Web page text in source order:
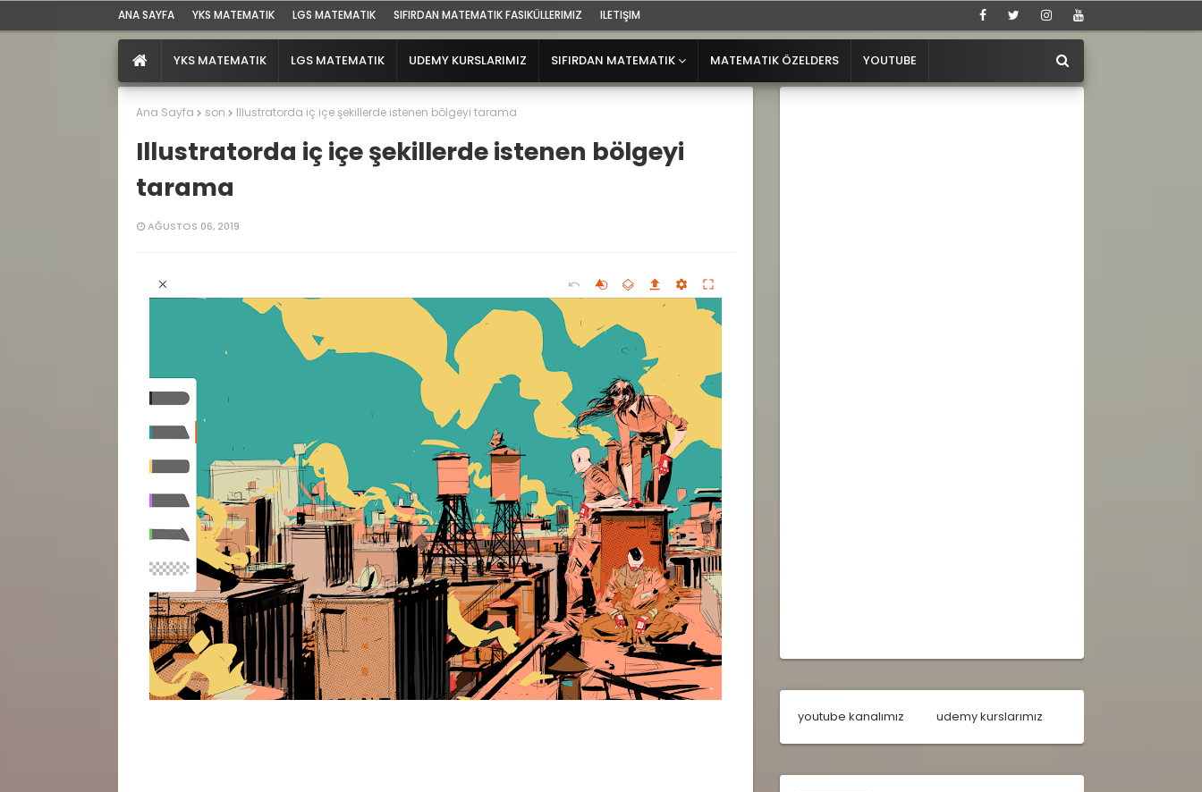
ANA SAYFA YKS MATEMATIK LGS MATEMATIK SIFIRDAN MATEMATIK FASIKÜLLERIMIZ ILETIŞIM
YKS MATEMATIK LGS MATEMATIK UDEMY KURSLARIMIZ SIFIRDAN MATEMATIK MATEMATIK ÖZELDERS YOUTUBE
Ana Sayfa son Illustratorda iç içe şekillerde istenen bölgeyi tarama
Illustratorda iç içe şekillerde istenen bölgeyi
tarama
AĞUSTOS 06, 2019
youtube kanalımız udemy kurslarımız